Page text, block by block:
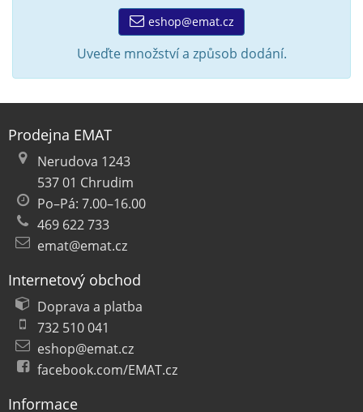
eshop@emat.cz
Uveďte množství a způsob dodání.
Prodejna EMAT
Nerudova 1243
537 01 Chrudim
Po–Pá: 7.00–16.00
469 622 733
emat@emat.cz
Internetový obchod
Doprava a platba
732 510 041
eshop@emat.cz
facebook.com/EMAT.cz
Informace